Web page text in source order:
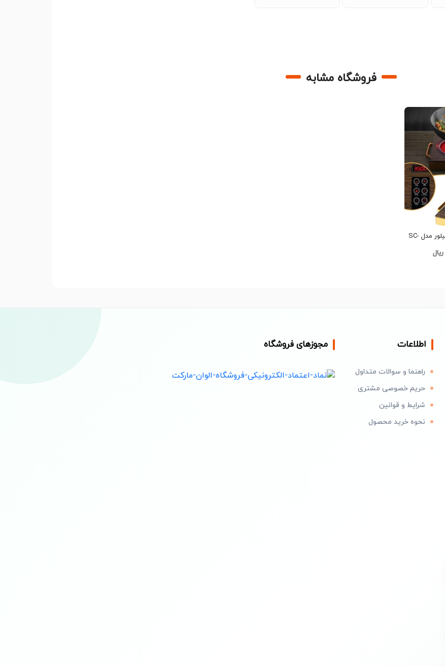
فروشگاه مشابه
پخش اجاق برقی سیلور مدل SC-
اطلاعات
راهنما و سوالات متداول
حریم خصوصی مشتری
شرایط و قوانین
نحوه خرید محصول
مجوزهای فروشگاه